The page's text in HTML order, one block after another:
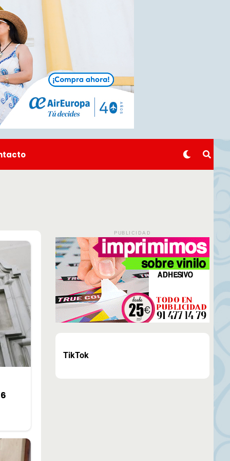
PUBLICIDAD
TikTok